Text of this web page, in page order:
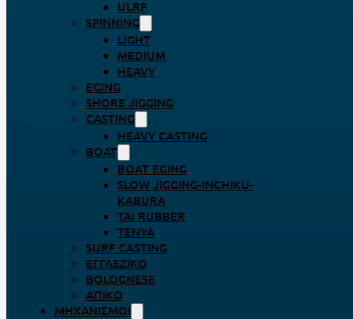
ULRF
SPINNING
LIGHT
MEDIUM
HEAVY
EGING
SHORE JIGGING
CASTING
HEAVY CASTING
BOAT
BOAT EGING
SLOW JIGGING-INCHIKU-
KABURA
TAI RUBBER
TENYA
SURF CASTING
ΕΓΓΛΈΖΙΚΟ
BOLOGNESE
ΑΠΊΚΟ
ΜΗΧΑΝΙΣΜΟΊ